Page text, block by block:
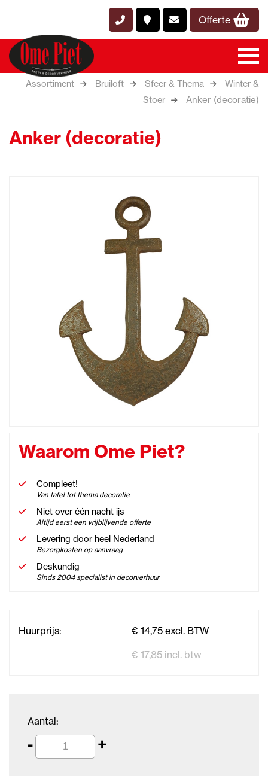
Offerte
Assortiment Bruiloft Sfeer & Thema
Winter &
Stoer
Anker (decoratie)
Anker (decoratie)
Waarom Ome Piet?
Compleet!
Van tafel tot thema decoratie
Niet over één nacht ijs
Altijd eerst een vrijblijvende offerte
Levering door heel Nederland
Bezorgkosten op aanvraag
Deskundig
Sinds 2004 specialist in decorverhuur
Huurprijs:
€ 14,75 excl. BTW
€ 17,85 incl. btw
Aantal:
- +